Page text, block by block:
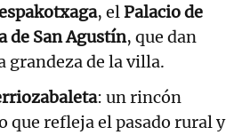
, elPalacio de
de San Agustín, que dan
grandeza de la villa.
: un rincón
que refleja el pasado rural y